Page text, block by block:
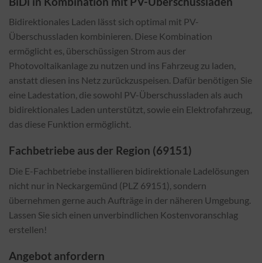
Bidirektionales Laden lässt sich optimal mit PV-
Überschussladen kombinieren. Diese Kombination
ermöglicht es, überschüssigen Strom aus der
Photovoltaikanlage zu nutzen und ins Fahrzeug zu laden,
anstatt diesen ins Netz zurückzuspeisen. Dafür benötigen Sie
eine Ladestation, die sowohl PV-Überschussladen als auch
bidirektionales Laden unterstützt, sowie ein Elektrofahrzeug,
das diese Funktion ermöglicht.
Fachbetriebe aus der Region (69151)
Die E-Fachbetriebe installieren bidirektionale Ladelösungen
nicht nur in Neckargemünd (PLZ 69151), sondern
übernehmen gerne auch Aufträge in der näheren Umgebung.
Lassen Sie sich einen unverbindlichen Kostenvoranschlag
erstellen!
Angebot anfordern